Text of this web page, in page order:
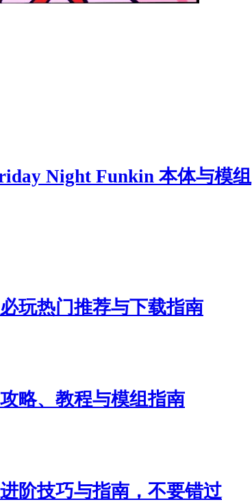
Night Funkin 本体与模组
玩热门推荐与下载指南
略、教程与模组指南
阶技巧与指南，不要错过